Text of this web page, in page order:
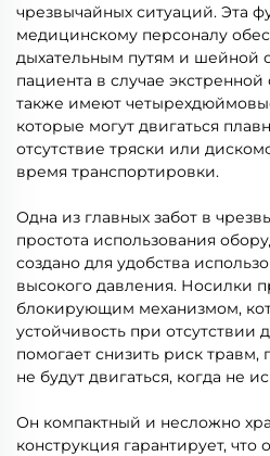
чрезвычайных ситуаций. Эта
медицинскому персоналу
дыхательным путям и шейной
пациента в случае
также имеют
которые могут двигаться
отсутствие тряски или
время транспортировки.
Одна из главных забот в
простота использования
создано для удобства
высокого давления. Носилки
блокирующим механизмом,
устойчивость при отсутствии
помогает снизить риск травм,
не будут двигаться, когда не
Он компактный и несложно
конструкция гарантирует,